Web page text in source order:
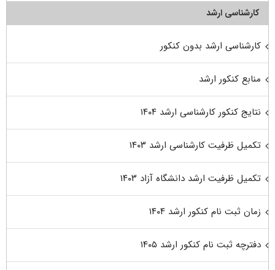
کارشناسی ارشد
کارشناسی ارشد بدون کنکور
منابع کنکور ارشد
نتایج کنکور کارشناسی ارشد ۱۴۰۴
تکمیل ظرفیت کارشناسی ارشد ۱۴۰۳
تکمیل ظرفیت ارشد دانشگاه آزاد ۱۴۰۳
زمان ثبت نام کنکور ارشد ۱۴۰۴
دفترچه ثبت نام کنکور ارشد ۱۴۰۵